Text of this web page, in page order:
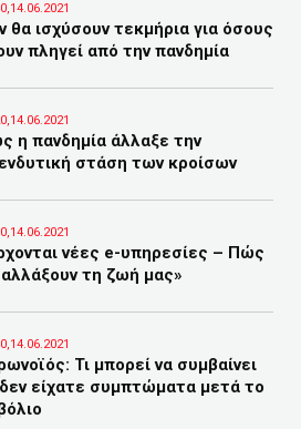
θα ισχύσουν τεκμήρια για όσους
πληγεί από την πανδημία
η πανδημία άλλαξε την
στάση των κροίσων
νέες e-υπηρεσίες – Πώς
τη ζωή μας»
Τι μπορεί να συμβαίνει
είχατε συμπτώματα μετά το